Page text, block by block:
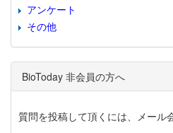
アンケート
その他
BioToday 非会員の方へ
質問を投稿して頂くには、メール